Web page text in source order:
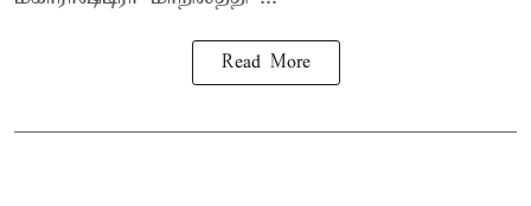
Read More